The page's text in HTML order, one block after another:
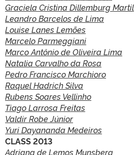
Graciela Cristina Dillemburg Martil
Leandro Barcelos de Lima
Louise Lanes Lemões
Marcelo Parmeggiani
Marco Antônio de Oliveira Lima
Natalia Carvalho da Rosa
Pedro Francisco Marchioro
Raquel Hadrich Silva
Rubens Soares Vellinho
Tiago Larrosa Freitas
Valdir Robe Júnior
Yuri Dayananda Medeiros
CLASS 2013
Adriana de Lemos Munsberg